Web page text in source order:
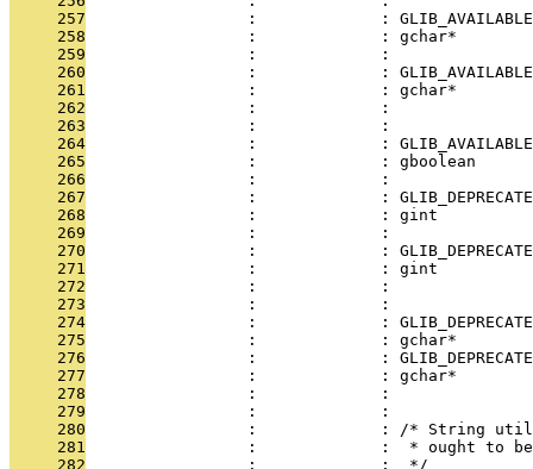
     257
:             :
     258
:             : gchar*
     259
:             :
     260
:             :
     261
:             : gchar*
     262
:             :
     263
                 :             :
     264
:             :
     265
:             : gboolean
     266
                 :             :
     267
:             :
     268
:             : gint
     269
:             :
     270
:             :
     271
:             : gint
     272
:             :
     273
:             :
     274
:             :
     275
:             : gchar*
     276
:             :
     277
:             : gchar*
     278
                 :             :
     279
                 :             :
     280
:             : /* String
     281
:             :  * ought to
     282
                 :             :  */